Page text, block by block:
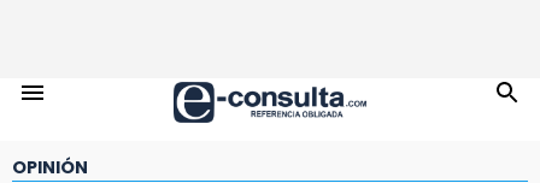
OPINIÓN